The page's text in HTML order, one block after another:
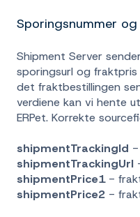
Sporingsnummer
Shipment Server
sporingsurl og
det fraktbestillingen
verdiene kan vi hente
ERPet. Korrekte
shipmentTrackingId -
shipmentTrackingUrl
shipmentPrice1 -
shipmentPrice2 -